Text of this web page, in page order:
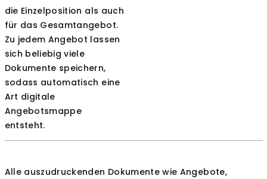
die Einzelposition als auch
für das Gesamtangebot.
Zu jedem Angebot lassen
sich beliebig viele
Dokumente speichern,
sodass automatisch eine
Art digitale
Angebotsmappe
entsteht.
Alle auszudruckenden Dokumente wie Angebote,